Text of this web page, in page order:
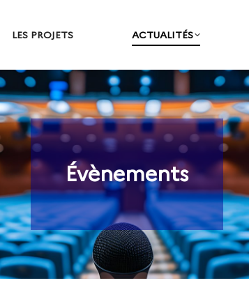
LES PROJETS ACTUALITÉS
Évènements
Vous êtes ici :